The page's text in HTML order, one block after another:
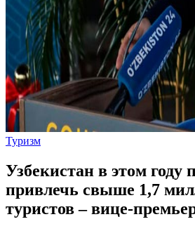
Туризм
Узбекистан в этом году
привлечь свыше 1,7
туристов – вице-